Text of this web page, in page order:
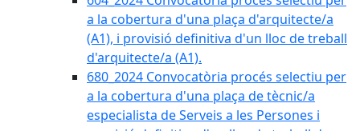
a la cobertura d'una plaça d'arquitecte/a
(A1), i provisió definitiva d'un lloc de treball
d'arquitecte/a (A1).
680_2024 Convocatòria procés selectiu per
a la cobertura d'una plaça de tècnic/a
especialista de Serveis a les Persones i